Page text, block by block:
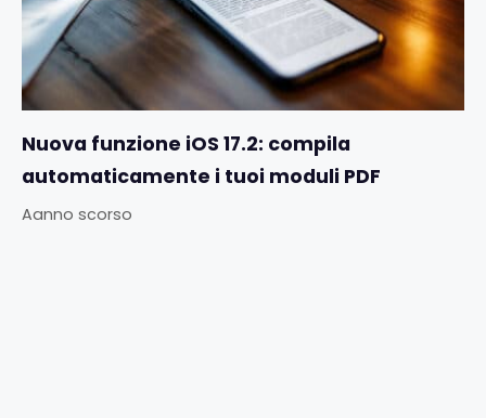
Nuova funzione iOS 17.2: compila
automaticamente i tuoi moduli PDF
Aanno scorso